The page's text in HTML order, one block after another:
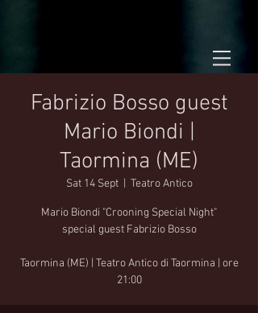
Fabrizio Bosso guest
Mario Biondi |
Taormina (ME)
Sat 14 Sept
  |
Teatro Antico
Mario Biondi "Crooning Special Night"
special guest Fabrizio Bosso
Taormina (ME) | Teatro Antico di Taormina | ore
21:00